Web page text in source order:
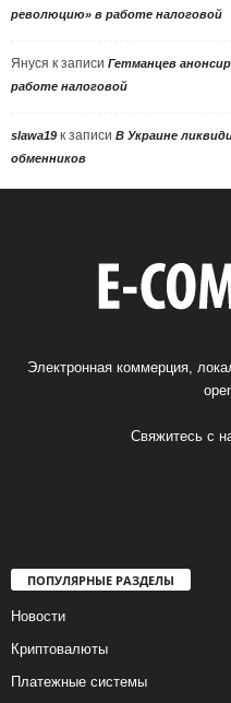
революцию» в работе налоговой
Януся к записи Гетманцев
работе налоговой
slawa19 к записи В Украине
обменников
Электронная коммерция,
Свяжитесь с
ПОПУЛЯРНЫЕ РАЗДЕЛЫ
Новости
Криптовалюты
Платежные системы